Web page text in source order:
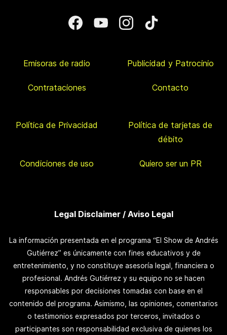
Emisoras de radio Publicidad y Patrocinio
Contrataciones Contacto
Política de Privacidad
Política de tarjetas de
débito
Condiciones de uso Quiero ser un PR
Legal Disclaimer / Aviso Legal
La información presentada en el programa “El Show de Andrés
Gutiérrez” es únicamente con fines educativos y de
entretenimiento, y no constituye asesoría legal, financiera o
profesional. Andrés Gutiérrez y su equipo no se hacen
responsables por decisiones tomadas con base en el
contenido del programa. Asimismo, las opiniones, comentarios
o testimonios expresados por terceros, invitados o
participantes son responsabilidad exclusiva de quienes los